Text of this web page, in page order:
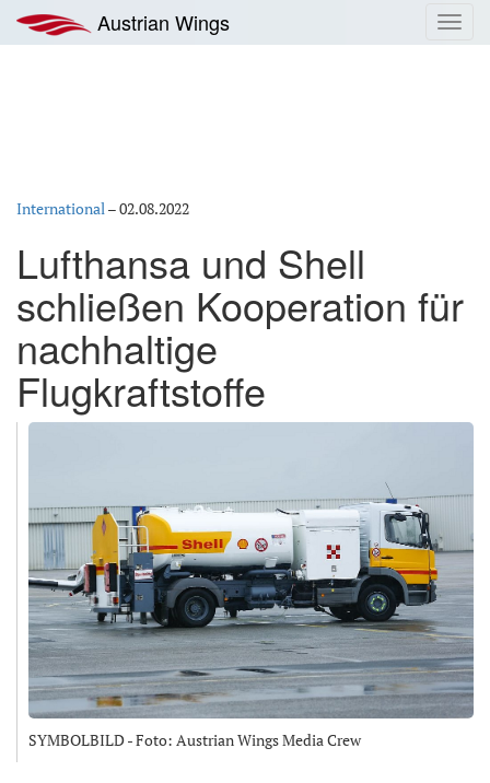
Inhalt
springen
Austrian Wings
International–02.08.2022
Lufthansa und Shell
schließen Kooperation für
nachhaltige
Flugkraftstoffe
SYMBOLBILD - Foto: Austrian Wings Media Crew